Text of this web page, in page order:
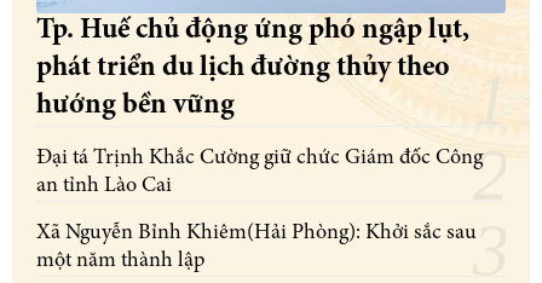
Tp. Huế chủ động ứng phó ngập lụt,
phát triển du lịch đường thủy theo
hướng bền vững
Đại tá Trịnh Khắc Cường giữ chức Giám đốc Công
an tỉnh Lào Cai
Xã Nguyễn Bỉnh Khiêm(Hải Phòng): Khởi sắc sau
một năm thành lập